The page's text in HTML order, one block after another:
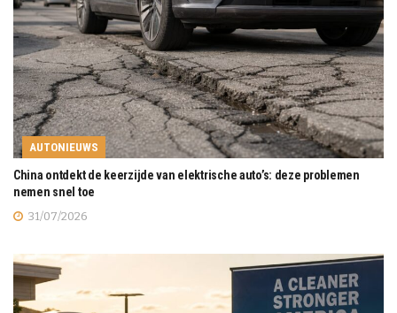
AUTONIEUWS
China ontdekt de keerzijde van elektrische auto’s: deze problemen
nemen snel toe
31/07/2026